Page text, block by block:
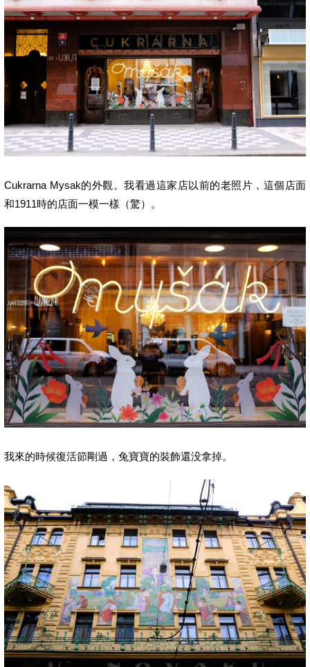
Cukrarna Mysak的外觀。我看過這家店以前的老照片，這個店面
和1911時的店面一模一樣（驚）。
我來的時候復活節剛過，兔寶寶的裝飾還没拿掉。